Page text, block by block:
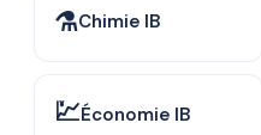
⚗️Chimie IB
💹Économie IB